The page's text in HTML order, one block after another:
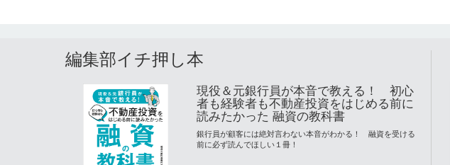
編集部イチ押し本
現役＆元銀行員が本音で教える！ 初心
者も経験者も不動産投資をはじめる前に
読みたかった 融資の教科書
銀行員が顧客には絶対言わない本音がわかる！ 融資を受ける
前に必ず読んでほしい１冊！